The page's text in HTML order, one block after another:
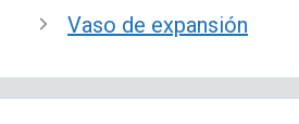
Vaso de expansión